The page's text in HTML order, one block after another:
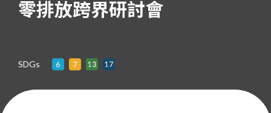
零排放跨界研討會
SDGs